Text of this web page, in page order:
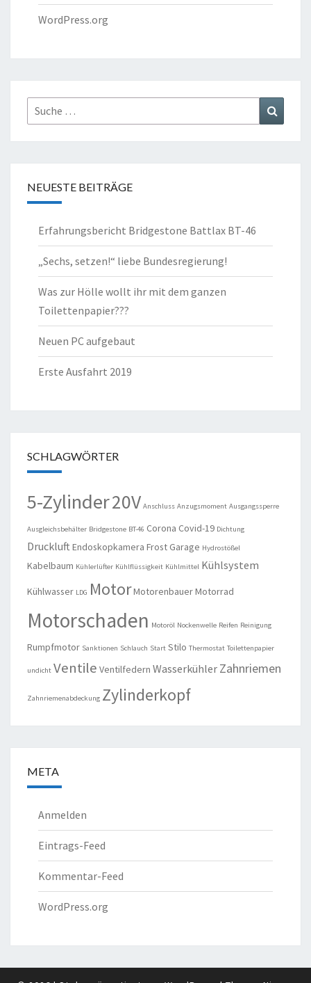
WordPress.org
Suche
nach:
NEUESTE BEITRÄGE
Erfahrungsbericht Bridgestone Battlax BT-46
„Sechs, setzen!“ liebe Bundesregierung!
Was zur Hölle wollt ihr mit dem ganzen
Toilettenpapier???
Neuen PC aufgebaut
Erste Ausfahrt 2019
SCHLAGWÖRTER
5-Zylinder20V Anschluss Anzugsmoment Ausgangssperre
Ausgleichsbehälter Bridgestone BT-46 Corona Covid-19 Dichtung
DruckluftEndoskopkamera Frost Garage Hydrostößel
Kabelbaum Kühlerlüfter Kühlflüssigkeit Kühlmittel Kühlsystem
Kühlwasser LDG MotorMotorenbauerMotorrad
Motorschaden Motoröl Nockenwelle Reifen Reinigung
Rumpfmotor Sanktionen Schlauch Start Stilo Thermostat Toilettenpapier
undicht Ventile Ventilfedern Wasserkühler Zahnriemen
Zahnriemenabdeckung Zylinderkopf
META
Anmelden
Eintrags-Feed
Kommentar-Feed
WordPress.org